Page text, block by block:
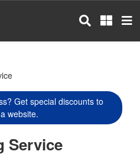
Get special discounts to
website.
Service